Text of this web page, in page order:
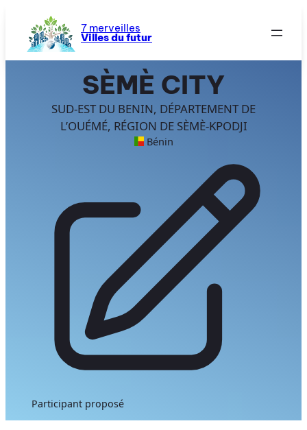
contenu
7 merveilles
Villes du futur
SÈMÈ CITY
SUD-EST DU BENIN, DÉPARTEMENT DE
L’OUÉMÉ, RÉGION DE SÈMÈ-KPODJI
Bénin
Participant proposé